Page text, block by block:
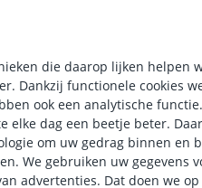
die daarop lijken helpen
Dankzij functionele cookies
ook een analytische
elke dag een beetje beter.
om uw gedrag binnen en
We gebruiken uw gegevens
advertenties. Dat doen we op